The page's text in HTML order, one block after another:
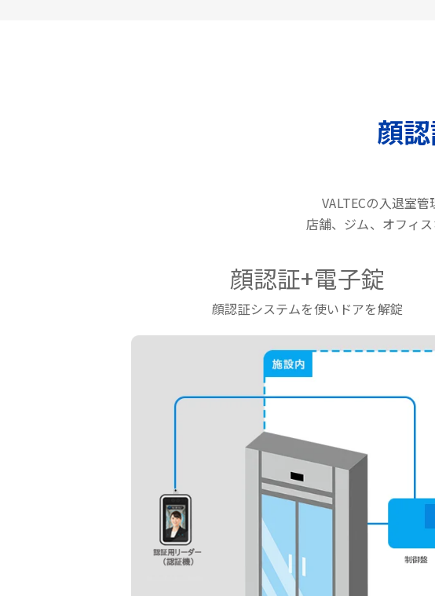
顔
VALTECの入退室
店舗、ジム、オフィ
顔認証+電子錠
顔認証システムを使いドアを解錠